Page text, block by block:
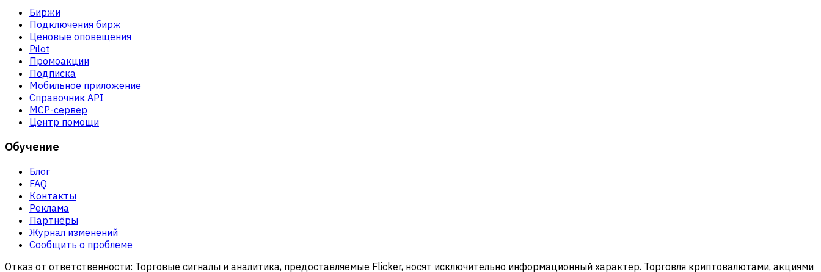
Биржи
Подключения бирж
Ценовые оповещения
Pilot
Промоакции
Подписка
Мобильное приложение
Справочник API
MCP-сервер
Центр помощи
Обучение
Блог
FAQ
Контакты
Реклама
Партнёры
Журнал изменений
Сообщить о проблеме
Отказ от ответственности: Торговые сигналы и аналитика, предоставляемые Flicker, носят исключительно информационный характер. Торговля криптовалютами, акциями